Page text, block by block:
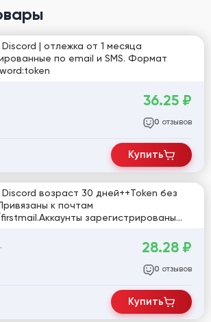
Discord | отлежка от 1 месяца
по email и SMS. Формат
36.25 ₽
0 отзывов
Купить
Discord возраст 30 дней++Token без
к почтам
зарегистрированы
28.28 ₽
0 отзывов
Купить